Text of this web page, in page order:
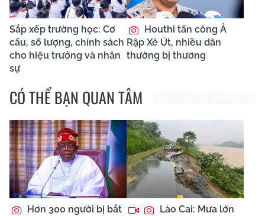
Sắp xếp trường học: Cơ
cấu, số lượng, chính sách
cho hiệu trưởng và nhân
sự
Houthi tấn công Ả
Rập Xê Út, nhiều dân
thường bị thương
CÓ THỂ BẠN QUAN TÂM
Hơn 300 người bị bắt
Lào Cai: Mưa lớn